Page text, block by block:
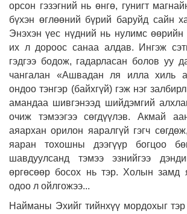
орсон гэзэгний нь өнгө, гунигт
бүхэн өглөөний бүрий баруйд сайн
Энэхэн үес нүдний нь нулимс өөрийн
их л дороос санаа алдав. Ингэж
гэдгээ бодож, гадарласан болов уу
чангалан «Ашвадан ля илла хиль
ондоо тэнгэр (байхгүй) гэж нэг
амандаа шивгэнээд шийдэмгий
очиж тэмээгээ сөгдүүлэв. Акмай
аяархан орилон яаралгүй гэгч
яаран тохошны дээгүүр богцоо
шавдуулсанд тэмээ эзнийгээ
өргөсөөр босох нь тэр. Холын замд
одоо л ойлгожээ...
Найманы Эхийг тийнхүү мордохыг